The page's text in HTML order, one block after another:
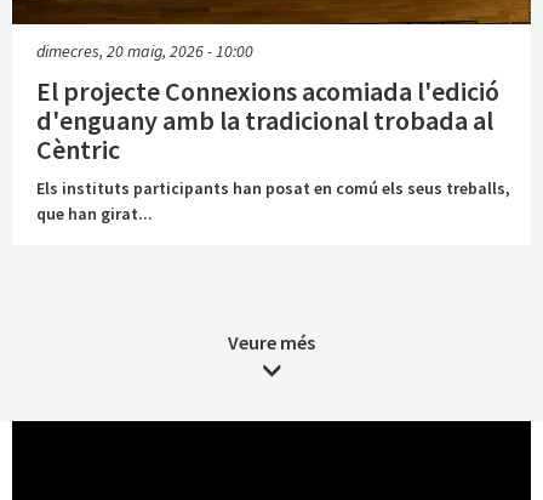
dimecres, 20 maig, 2026 - 10:00
El projecte Connexions acomiada l'edició
d'enguany amb la tradicional trobada al
Cèntric
Els instituts participants han posat en comú els seus treballs,
que han girat...
Veure més